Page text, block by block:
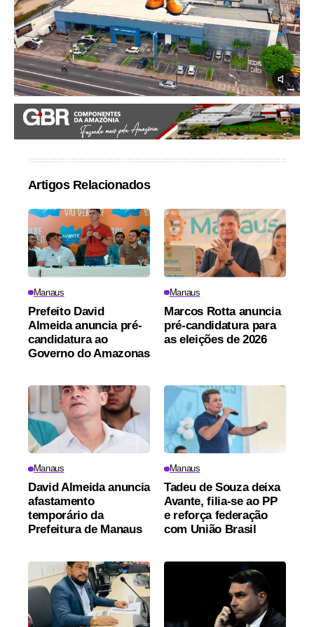
Artigos Relacionados
Manaus
Prefeito David
Almeida anuncia pré-
candidatura ao
Governo do Amazonas
Manaus
Marcos Rotta anuncia
pré-candidatura para
as eleições de 2026
Manaus
David Almeida anuncia
afastamento
temporário da
Prefeitura de Manaus
Manaus
Tadeu de Souza deixa
Avante, filia-se ao PP
e reforça federação
com União Brasil